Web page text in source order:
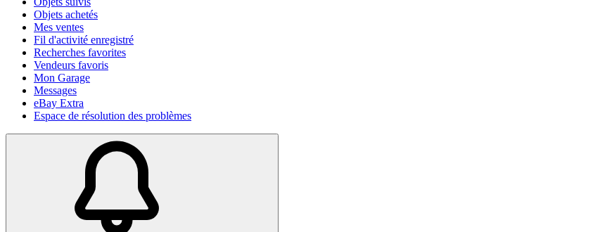
Objets achetés
Mes ventes
Fil d'activité enregistré
Recherches favorites
Vendeurs favoris
Mon Garage
Messages
eBay Extra
Espace de résolution des problèmes